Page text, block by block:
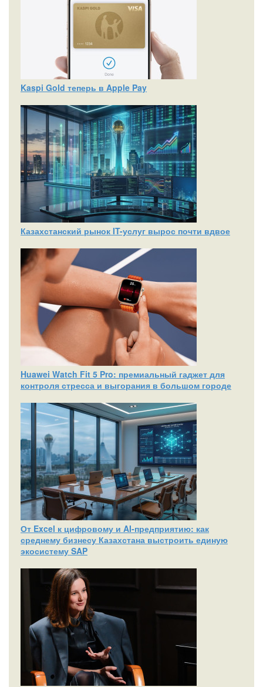
Kaspi Gold теперь в Apple Pay
Казахстанский рынок IT-услуг вырос почти вдвое
Huawei Watch Fit 5 Pro: премиальный гаджет для
контроля стресса и выгорания в большом городе
От Excel к цифровому и AI‑предприятию: как
среднему бизнесу Казахстана выстроить единую
экосистему SAP